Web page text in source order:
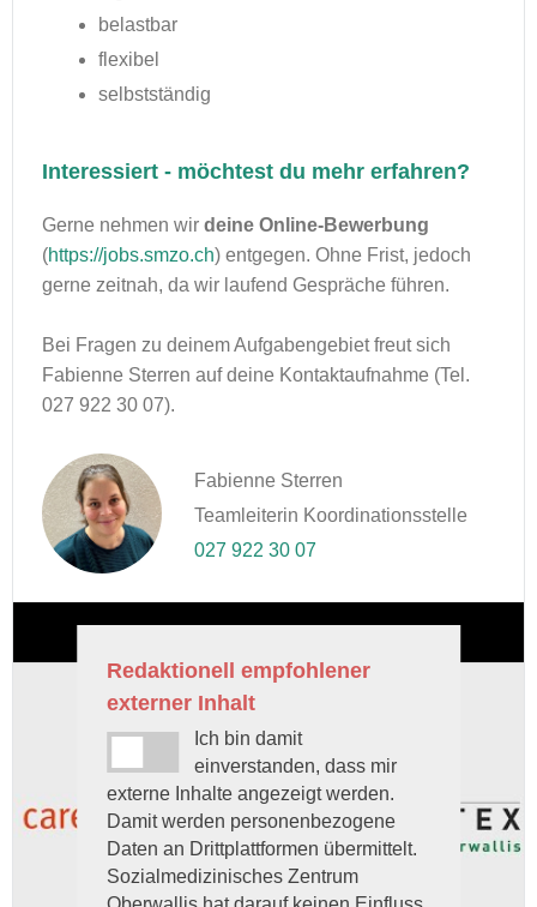
belastbar
flexibel
selbstständig
Interessiert - möchtest du mehr erfahren?
Gerne nehmen wir deine Online-Bewerbung
(https://jobs.smzo.ch) entgegen. Ohne Frist, jedoch
gerne zeitnah, da wir laufend Gespräche führen.
Bei Fragen zu deinem Aufgabengebiet freut sich
Fabienne Sterren auf deine Kontaktaufnahme (Tel.
027 922 30 07).
Fabienne Sterren
Teamleiterin Koordinationsstelle
027 922 30 07
Redaktionell empfohlener
externer Inhalt
Ich bin damit
einverstanden, dass mir
externe Inhalte angezeigt werden.
Damit werden personenbezogene
Daten an Drittplattformen übermittelt.
Sozialmedizinisches Zentrum